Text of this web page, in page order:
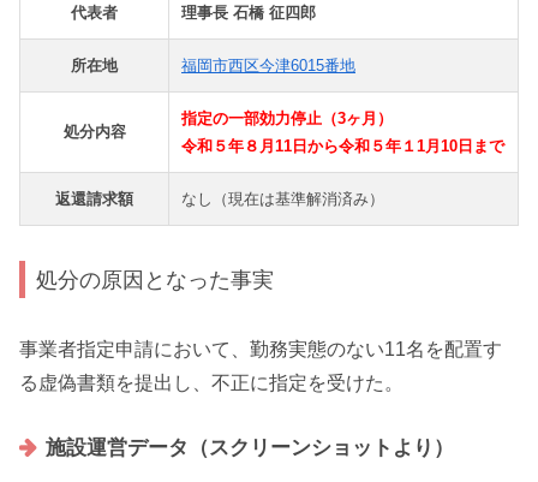
代表者 理事長 石橋 征四郎
所在地 福岡市西区今津6015番地
処分内容
指定の一部効力停止（3ヶ月）
令和５年８月11日から令和５年１1月10日まで
返還請求額 なし（現在は基準解消済み）
処分の原因となった事実
事業者指定申請において、勤務実態のない11名を配置す
る虚偽書類を提出し、不正に指定を受けた。
施設運営データ（スクリーンショットより）